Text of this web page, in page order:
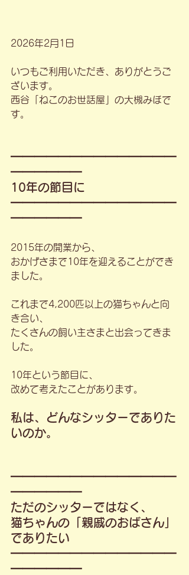
2026年2月1日
いつもご利用いただき、ありがとうご
ざいます。
西谷「ねこのお世話屋」の大槻みほで
す。
━━━━━━━━━━━━━━
━━━━━━
10年の節目に
━━━━━━━━━━━━━━
━━━━━━
2015年の開業から、
おかげさまで10年を迎えることができ
ました。
これまで4,200匹以上の猫ちゃんと向
き合い、
たくさんの飼い主さまと出会ってきま
した。
10年という節目に、
改めて考えたことがあります。
私は、どんなシッターでありた
いのか。
━━━━━━━━━━━━━━
━━━━━━
ただのシッターではなく、
猫ちゃんの「親戚のおばさん」
でありたい
━━━━━━━━━━━━━━
━━━━━━